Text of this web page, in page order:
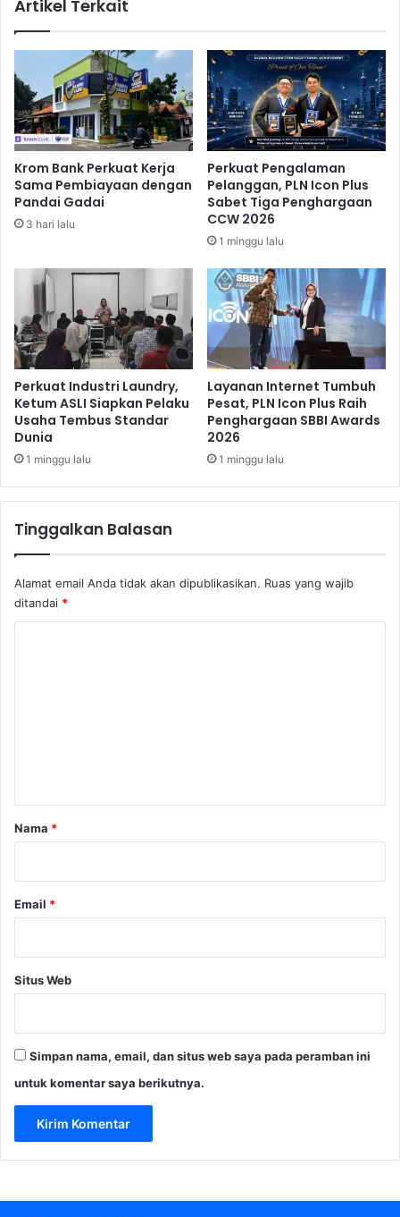
i
n
a
I
n
f
r
a
s
t
u
u
r
t
a
n
S
t
t
u
S
a
B
e
n
c
a
n
a
h
g
a
e
i
Artikel Terkait
Krom Bank Perkuat Kerja
Sama Pembiayaan dengan
Pandai Gadai
3 hari lalu
Perkuat Pengalaman
Pelanggan, PLN Icon Plus
Sabet Tiga Penghargaan
CCW 2026
1 minggu lalu
Perkuat Industri Laundry,
Ketum ASLI Siapkan Pelaku
Usaha Tembus Standar
Dunia
1 minggu lalu
Layanan Internet Tumbuh
Pesat, PLN Icon Plus Raih
Penghargaan SBBI Awards
2026
1 minggu lalu
Tinggalkan Balasan
Alamat email Anda tidak akan dipublikasikan. Ruas yang wajib
ditandai *
rNama *
Email *
Situs Web
Simpan nama, email, dan situs web saya pada peramban ini
untuk komentar saya berikutnya.